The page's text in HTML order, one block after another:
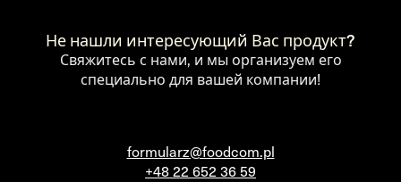
Не нашли интересующий Вас продукт?
Свяжитесь с нами, и мы организуем его
специально для вашей компании!
formularz@foodcom.pl
+48 22 652 36 59